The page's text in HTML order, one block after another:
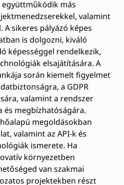
együttműködik más
valamint
A sikeres pályázó képes
is dolgozni, kiváló
képességgel rendelkezik,
elsajátítására. A
során kiemelt figyelmet
a GDPR
valamint a rendszer
és megbízhatóságára.
megoldásokban
valamint az API-k és
ismerete. Ha
környezetben
van szakmai
projektekben részt